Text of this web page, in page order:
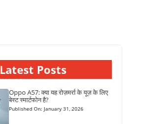
Latest Posts
Oppo A57: क्या यह रोज़मर्रा के यूज़ के लिए
बेस्ट स्मार्टफोन है?
Published On: January 31, 2026